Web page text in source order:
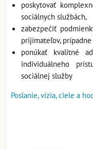
poskytovať
sociálnych službách,
zabezpečiť
prijímateľov,
ponúkať kvalitné
individuálneho
sociálnej služby
Poslanie, vízia, ciele a